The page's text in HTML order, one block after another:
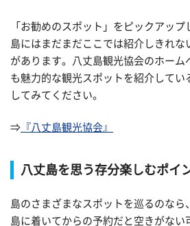
「お勧めのスポット」をピックアッ
島にはまだまだここでは紹介しきれな
があります。八丈島観光協会のホーム
も魅力的な観光スポットを紹介してい
してみてください。
⇒ 『八丈島観光協会』
八丈島を思う存分楽しむポイ
島のさまざまなスポットを巡るのなら
島に着いてからの予約だと空きがない